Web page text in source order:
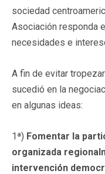
sociedad
Asociación responda
necesidades e
A fin de evitar
sucedió en la
en algunas ideas:
1ª) Fomentar la
organizada
intervención